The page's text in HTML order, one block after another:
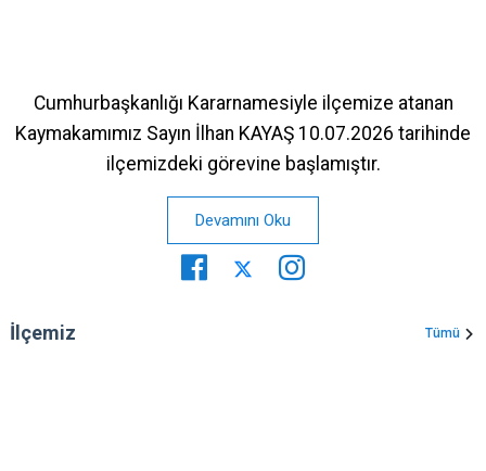
Cumhurbaşkanlığı Kararnamesiyle ilçemize atanan
Kaymakamımız Sayın İlhan KAYAŞ 10.07.2026 tarihinde
ilçemizdeki görevine başlamıştır.
Devamını Oku
İlçemiz Tümü